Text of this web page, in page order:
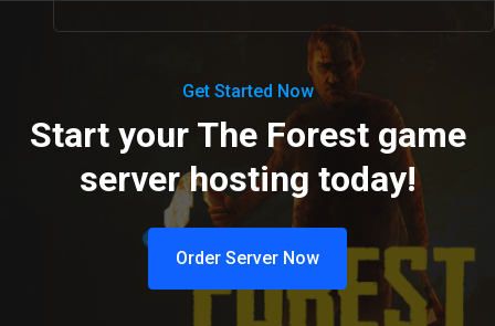
Get Started Now
Start your The Forest game
server hosting today!
Order Server Now